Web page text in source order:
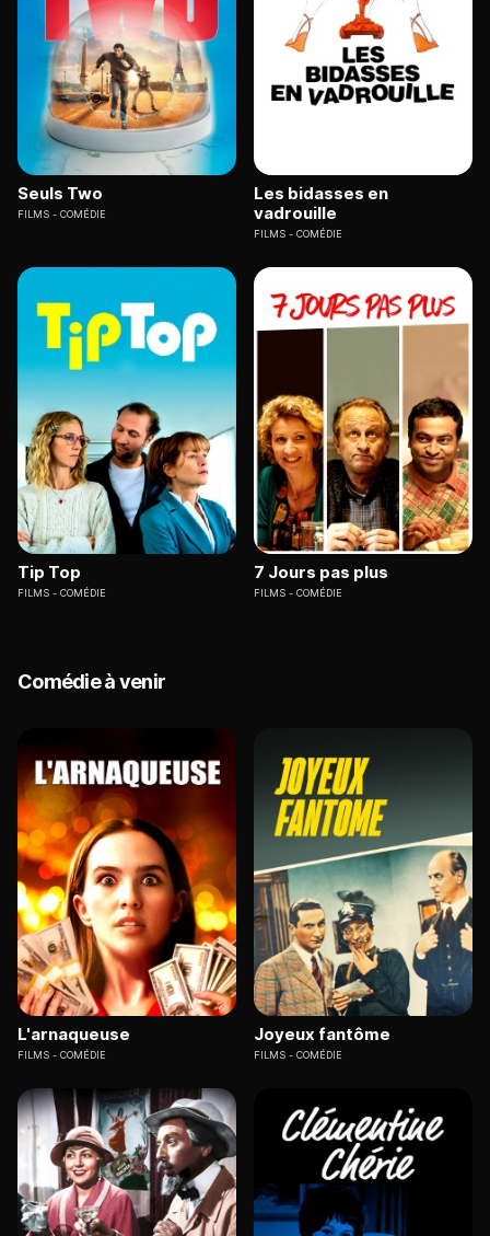
Seuls Two
FILMS COMÉDIE
Les bidasses en
vadrouille
FILMS COMÉDIE
Tip Top
FILMS COMÉDIE
7 Jours pas plus
FILMS COMÉDIE
Comédie à venir
L'arnaqueuse
FILMS COMÉDIE
Joyeux fantôme
FILMS COMÉDIE